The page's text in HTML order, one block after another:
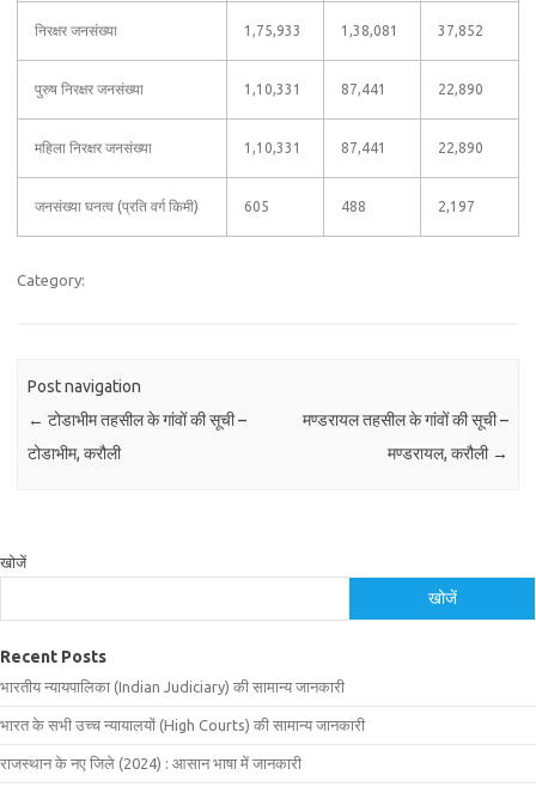
निरक्षर जनसंख्या 1,75,933 1,38,081 37,852
पुरुष निरक्षर जनसंख्या 1,10,331 87,441 22,890
महिला निरक्षर जनसंख्या 1,10,331 87,441 22,890
जनसंख्या घनत्व (प्रति वर्ग किमी) 605 488 2,197
Category:
Post navigation
← टोडाभीम तहसील के गांवों की सूची –
टोडाभीम, करौली
मण्डरायल तहसील के गांवों की सूची –
मण्डरायल, करौली →
खोजें
खोजें
Recent Posts
भारतीय न्यायपालिका (Indian Judiciary) की सामान्य जानकारी
भारत के सभी उच्च न्यायालयों (High Courts) की सामान्य जानकारी
राजस्थान के नए जिले (2024) : आसान भाषा में जानकारी